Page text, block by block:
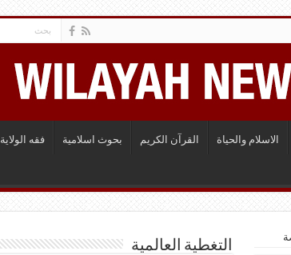
الاسلام والحياة القرآن الكريم بحوث اسلامية فقه الولاية
التغطية العالمية